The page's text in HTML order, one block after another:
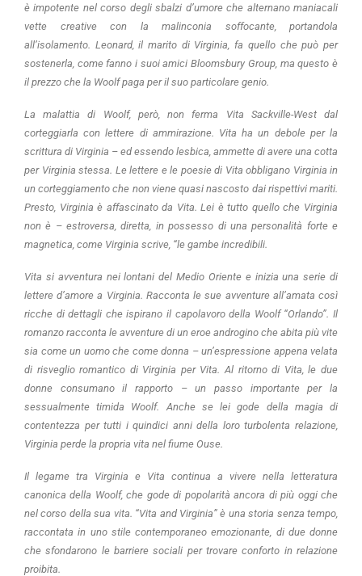
è impotente nel corso degli sbalzi d’umore che alternano maniacali
vette creative con la malinconia soffocante, portandola
all’isolamento. Leonard, il marito di Virginia, fa quello che può per
sostenerla, come fanno i suoi amici Bloomsbury Group, ma questo è
il prezzo che la Woolf paga per il suo particolare genio.
La malattia di Woolf, però, non ferma Vita Sackville-West dal
corteggiarla con lettere di ammirazione. Vita ha un debole per la
scrittura di Virginia – ed essendo lesbica, ammette di avere una cotta
per Virginia stessa. Le lettere e le poesie di Vita obbligano Virginia in
un corteggiamento che non viene quasi nascosto dai rispettivi mariti.
Presto, Virginia è affascinato da Vita. Lei è tutto quello che Virginia
non è – estroversa, diretta, in possesso di una personalità forte e
magnetica, come Virginia scrive, “le gambe incredibili.
Vita si avventura nei lontani del Medio Oriente e inizia una serie di
lettere d’amore a Virginia. Racconta le sue avventure all’amata così
ricche di dettagli che ispirano il capolavoro della Woolf “Orlando”. Il
romanzo racconta le avventure di un eroe androgino che abita più vite
sia come un uomo che come donna – un’espressione appena velata
di risveglio romantico di Virginia per Vita. Al ritorno di Vita, le due
donne consumano il rapporto – un passo importante per la
sessualmente timida Woolf. Anche se lei gode della magia di
contentezza per tutti i quindici anni della loro turbolenta relazione,
Virginia perde la propria vita nel fiume Ouse.
Il legame tra Virginia e Vita continua a vivere nella letteratura
canonica della Woolf, che gode di popolarità ancora di più oggi che
nel corso della sua vita. “Vita and Virginia” è una storia senza tempo,
raccontata in uno stile contemporaneo emozionante, di due donne
che sfondarono le barriere sociali per trovare conforto in relazione
proibita.